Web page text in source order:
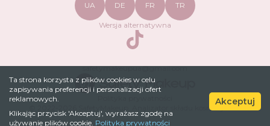
Ta strona korzysta z plików cookies w celu
zapisywania preferencji i personalizacji ofert
reklamowych.
Klikając przycisk 'Akceptuj', wyrażasz zgodę na
używanie plików cookie. Polityka prywatności
Akceptuj
Analizator składu kosmetyków
UA DE FR TR
Wersja alternatywna
TikTok
safetymakeupua@gmail.com